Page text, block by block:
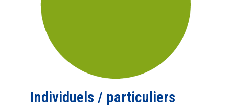
Individuels / particuliers